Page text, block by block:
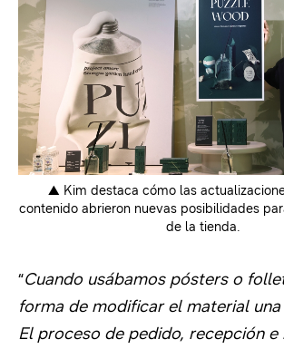
▲ Kim destaca cómo las
contenido abrieron nuevas posibilidades
de la tienda.
“Cuando usábamos pósters o
forma de modificar el material
El proceso de pedido, recepción e